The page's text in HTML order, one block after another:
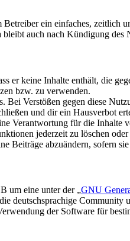
ein einfaches, zeitlich
auch nach Kündigung des
er keine Inhalte enthält, die
bzw. zu verwenden.
Bei Verstößen gegen diese
und dir ein Hausverbot
Verantwortung für die Inhalte
jederzeit zu löschen oder
Beiträge abzuändern, sofern
um eine unter der „GNU
deutschsprachige
der Software für